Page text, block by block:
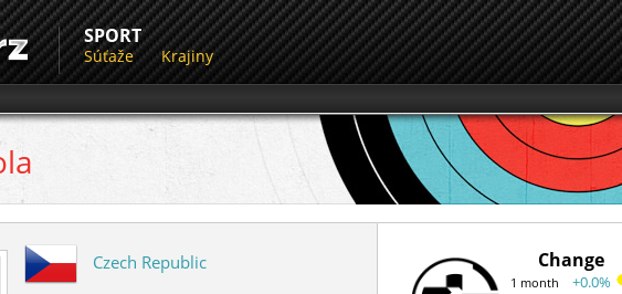
SPORT
Súťaže Krajiny
Czech Republic Change
1 month
+0.0%